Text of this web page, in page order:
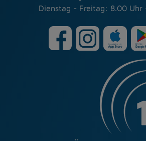
Dienstag - Freitag: 8.00 Uhr